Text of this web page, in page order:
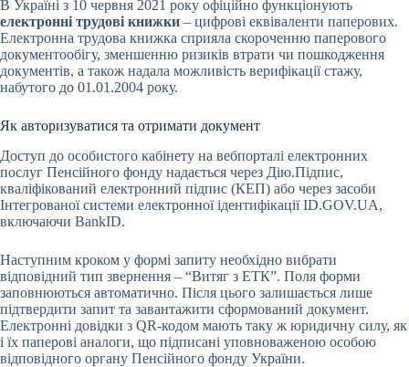
В Україні з 10 червня 2021 року офіційно функціонують
електронні трудові книжки – цифрові еквіваленти паперових.
Електронна трудова книжка сприяла скороченню паперового
документообігу, зменшенню ризиків втрати чи пошкодження
документів, а також надала можливість верифікації стажу,
набутого до 01.01.2004 року.
Як авторизуватися та отримати документ
Доступ до особистого кабінету на вебпорталі електронних
послуг Пенсійного фонду надається через Дію.Підпис,
кваліфікований електронний підпис (КЕП) або через засоби
Інтегрованої системи електронної ідентифікації ID.GOV.UA,
включаючи BankID.
Наступним кроком у формі запиту необхідно вибрати
відповідний тип звернення – “Витяг з ЕТК”. Поля форми
заповнюються автоматично. Після цього залишається лише
підтвердити запит та завантажити сформований документ.
Електронні довідки з QR-кодом мають таку ж юридичну силу, як
і їх паперові аналоги, що підписані уповноваженою особою
відповідного органу Пенсійного фонду України.